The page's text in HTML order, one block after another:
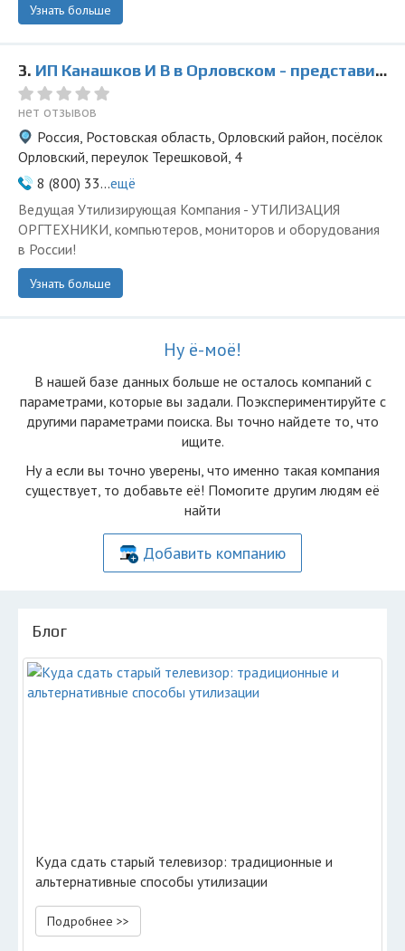
Узнать больше
3. ИП Канашков И В в Орловском - представитель ООО Ведущая Утилизирующая Компания
нет отзывов
Россия, Ростовская область, Орловский район, посёлок
Орловский, переулок Терешковой, 4
8 (800) 33...ещё
Ведущая Утилизирующая Компания - УТИЛИЗАЦИЯ
ОРГТЕХНИКИ, компьютеров, мониторов и оборудования
в России!
Узнать больше
Ну ё-моё!
В нашей базе данных больше не осталоcь компаний с
параметрами, которые вы задали. Поэкспериментируйте с
другими параметрами поиска. Вы точно найдете то, что
ищите.
Ну а если вы точно уверены, что именно такая компания
существует, то добавьте её! Помогите другим людям её
найти
Добавить компанию
Блог
Куда сдать старый телевизор: традиционные и
альтернативные способы утилизации
Подробнее >>